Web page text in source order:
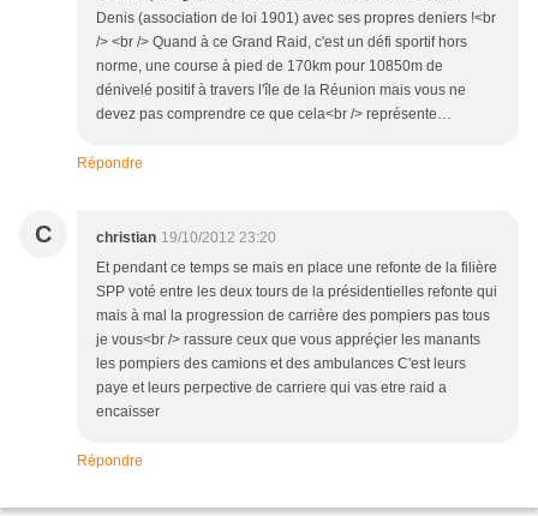
Denis (association de loi 1901) avec ses propres deniers !<br
/> <br /> Quand à ce Grand Raid, c'est un défi sportif hors
norme, une course à pied de 170km pour 10850m de
dénivelé positif à travers l'île de la Réunion mais vous ne
devez pas comprendre ce que cela<br /> représente…
Répondre
C christian 19/10/2012 23:20
Et pendant ce temps se mais en place une refonte de la filière
SPP voté entre les deux tours de la présidentielles refonte qui
mais à mal la progression de carrière des pompiers pas tous
je vous<br /> rassure ceux que vous appréçier les manants
les pompiers des camions et des ambulances C'est leurs
paye et leurs perpective de carriere qui vas etre raid a
encaisser
Répondre